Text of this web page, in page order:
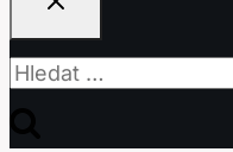
Vyhledávání